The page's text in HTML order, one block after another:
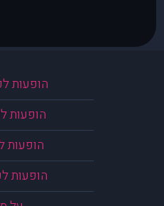
הופעות
הופעות
הופעות
הופעות